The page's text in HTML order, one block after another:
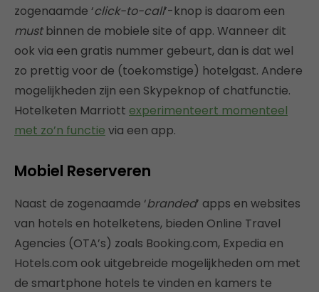
zogenaamde ‘click-to-call’-knop is daarom een
mustbinnen de mobiele site of app. Wanneer dit
ook via een gratis nummer gebeurt, dan is dat wel
zo prettig voor de (toekomstige) hotelgast. Andere
mogelijkheden zijn een Skypeknop of chatfunctie.
Hotelketen Marriott experimenteert momenteel
met zo’n functie via een app.
Mobiel Reserveren
Naast de zogenaamde ‘branded’ apps en websites
van hotels en hotelketens, bieden Online Travel
Agencies (OTA’s) zoals Booking.com, Expedia en
Hotels.com ook uitgebreide mogelijkheden om met
de smartphone hotels te vinden en kamers te